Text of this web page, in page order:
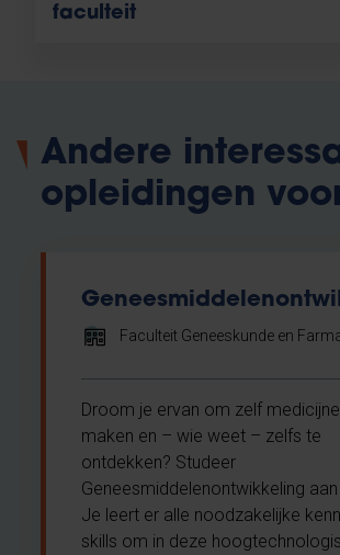
faculteit
Andere
opleidingen
Faculteit Geneeskunde en
Droom je ervan om zelf
maken en – wie weet – zelfs te
ontdekken? Studeer
Geneesmiddelenontwikkeling aan
Je leert er alle noodzakelijke
skills om in deze